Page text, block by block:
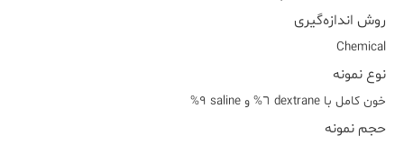
روش اندازه‌گیری
Chemical
نوع نمونه
خون کامل با dextrane ٦% و saline ٩%
حجم نمونه